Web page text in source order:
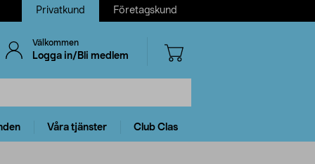
Privatkund Företagskund
Välkommen
Logga in/Bli medlem
Våra tjänster Club Clas